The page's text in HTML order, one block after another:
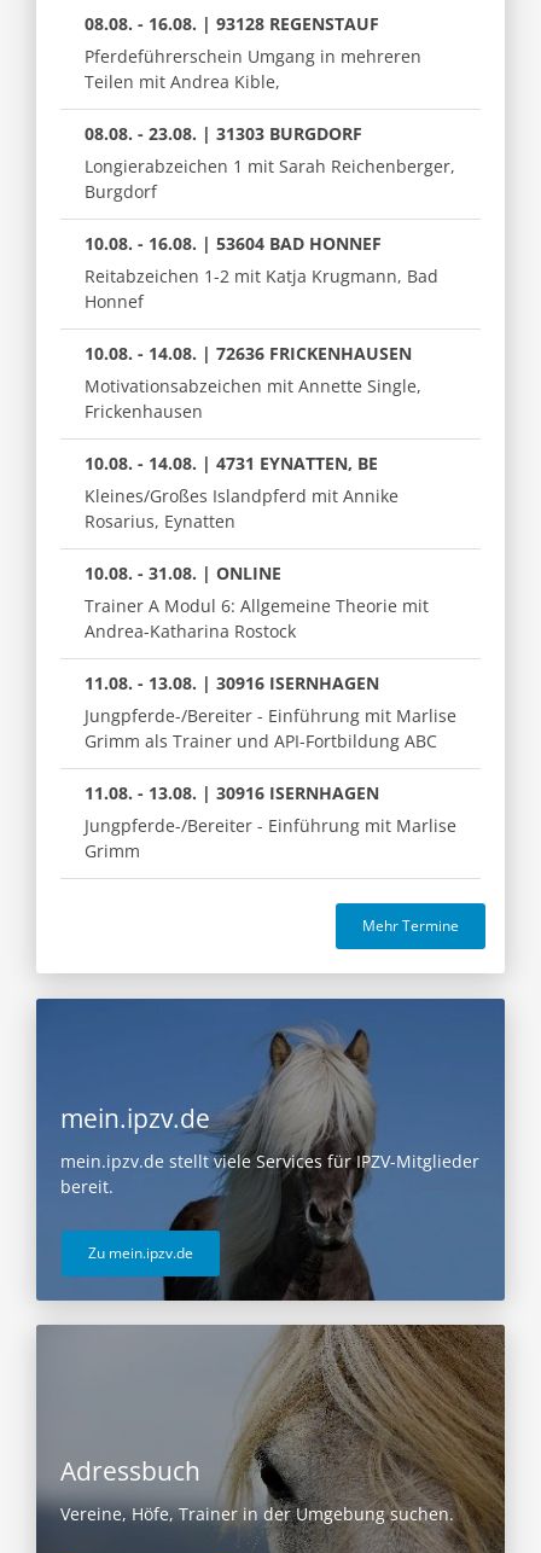
08.08. - 16.08. | 93128 REGENSTAUF
Pferdeführerschein Umgang in mehreren
Teilen mit Andrea Kible,
08.08. - 23.08. | 31303 BURGDORF
Longierabzeichen 1 mit Sarah Reichenberger,
Burgdorf
10.08. - 16.08. | 53604 BAD HONNEF
Reitabzeichen 1-2 mit Katja Krugmann, Bad
Honnef
10.08. - 14.08. | 72636 FRICKENHAUSEN
Motivationsabzeichen mit Annette Single,
Frickenhausen
10.08. - 14.08. | 4731 EYNATTEN, BE
Kleines/Großes Islandpferd mit Annike
Rosarius, Eynatten
10.08. - 31.08. | ONLINE
Trainer A Modul 6: Allgemeine Theorie mit
Andrea-Katharina Rostock
11.08. - 13.08. | 30916 ISERNHAGEN
Jungpferde-/Bereiter - Einführung mit Marlise
Grimm als Trainer und API-Fortbildung ABC
11.08. - 13.08. | 30916 ISERNHAGEN
Jungpferde-/Bereiter - Einführung mit Marlise
Grimm
Mehr Termine
mein.ipzv.de
mein.ipzv.de stellt viele Services für IPZV-Mitglieder
bereit.
Zu mein.ipzv.de
Adressbuch
Vereine, Höfe, Trainer in der Umgebung suchen.